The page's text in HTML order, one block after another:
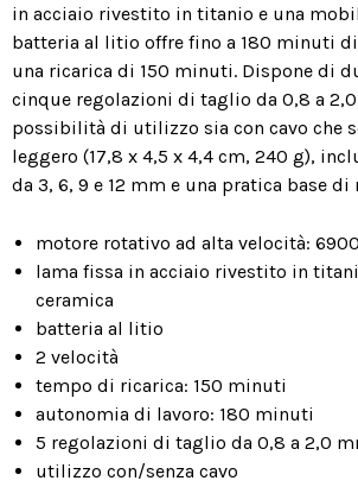
in acciaio rivestito in titanio e una
batteria al litio offre fino a 180 minuti
una ricarica di 150 minuti. Dispone di
cinque regolazioni di taglio da 0,8 a
possibilità di utilizzo sia con cavo che
leggero (17,8 x 4,5 x 4,4 cm, 240 g),
da 3, 6, 9 e 12 mm e una pratica base di
motore rotativo ad alta velocità:
lama fissa in acciaio rivestito in
ceramica
batteria al litio
2 velocità
tempo di ricarica: 150 minuti
autonomia di lavoro: 180 minuti
5 regolazioni di taglio da 0,8 a 2,0
utilizzo con/senza cavo